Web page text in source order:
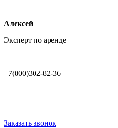
Алексей
Эксперт по аренде
+7(800)302-82-36
Заказать звонок